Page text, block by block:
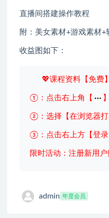
直播间搭建操作教程
附：美女素材+游戏素材+
收益图如下：
💖课程资料【免费
①：点击右上角【
②：选择【在浏览器打
③：点击右上方
限时活动：注册新用
admin 年度会员